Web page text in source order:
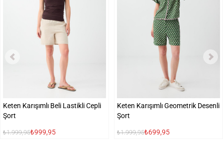
Keten Karışımlı Beli Lastikli Cepli
Şort
₺1.999,95₺999,95
Keten Karışımlı Geometrik Desenli
Şort
₺1.999,95₺699,95